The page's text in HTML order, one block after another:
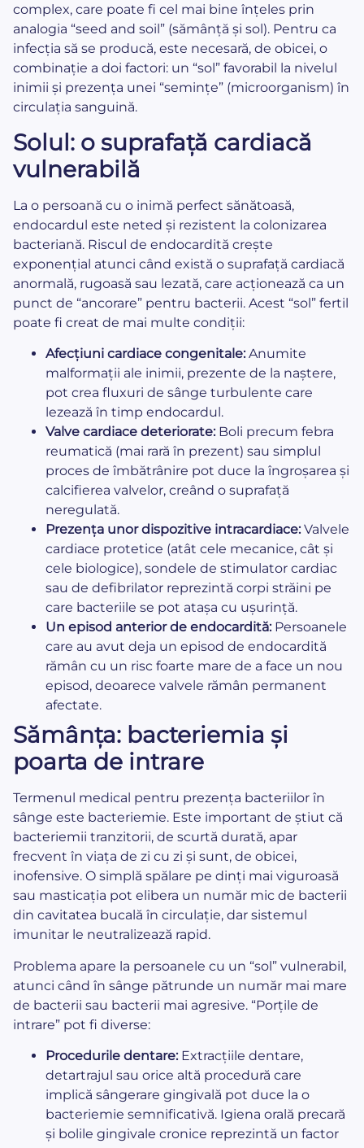
complex, care poate fi cel mai bine înțeles prin
analogia “seed and soil” (sămânță și sol). Pentru ca
infecția să se producă, este necesară, de obicei, o
combinație a doi factori: un “sol” favorabil la nivelul
inimii și prezența unei “semințe” (microorganism) în
circulația sanguină.
Solul: o suprafață cardiacă
vulnerabilă
La o persoană cu o inimă perfect sănătoasă,
endocardul este neted și rezistent la colonizarea
bacteriană. Riscul de endocardită crește
exponențial atunci când există o suprafață cardiacă
anormală, rugoasă sau lezată, care acționează ca un
punct de “ancorare” pentru bacterii. Acest “sol” fertil
poate fi creat de mai multe condiții:
Afecțiuni cardiace congenitale:Anumite
malformații ale inimii, prezente de la naștere,
pot crea fluxuri de sânge turbulente care
lezează în timp endocardul.
Valve cardiace deteriorate:Boli precum febra
reumatică (mai rară în prezent) sau simplul
proces de îmbătrânire pot duce la îngroșarea și
calcifierea valvelor, creând o suprafață
neregulată.
Prezența unor dispozitive intracardiace:Valvele
cardiace protetice (atât cele mecanice, cât și
cele biologice), sondele de stimulator cardiac
sau de defibrilator reprezintă corpi străini pe
care bacteriile se pot atașa cu ușurință.
Un episod anterior de endocardită:Persoanele
care au avut deja un episod de endocardită
rămân cu un risc foarte mare de a face un nou
episod, deoarece valvele rămân permanent
afectate.
Sămânța: bacteriemia și
poarta de intrare
Termenul medical pentru prezența bacteriilor în
sânge este bacteriemie. Este important de știut că
bacteriemii tranzitorii, de scurtă durată, apar
frecvent în viața de zi cu zi și sunt, de obicei,
inofensive. O simplă spălare pe dinți mai viguroasă
sau masticația pot elibera un număr mic de bacterii
din cavitatea bucală în circulație, dar sistemul
imunitar le neutralizează rapid.
Problema apare la persoanele cu un “sol” vulnerabil,
atunci când în sânge pătrunde un număr mai mare
de bacterii sau bacterii mai agresive. “Porțile de
intrare” pot fi diverse:
Procedurile dentare:Extracțiile dentare,
detartrajul sau orice altă procedură care
implică sângerare gingivală pot duce la o
bacteriemie semnificativă. Igiena orală precară
și bolile gingivale cronice reprezintă un factor